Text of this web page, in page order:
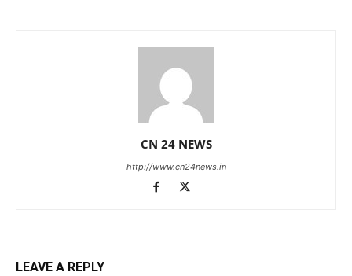
CN 24 NEWS
http://www.cn24news.in
LEAVE A REPLY